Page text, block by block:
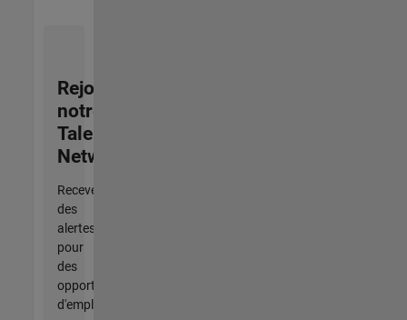
Rejoignez
notre
Talent
Network
Recevez
des
alertes
pour
des
opportunités
d'emploi